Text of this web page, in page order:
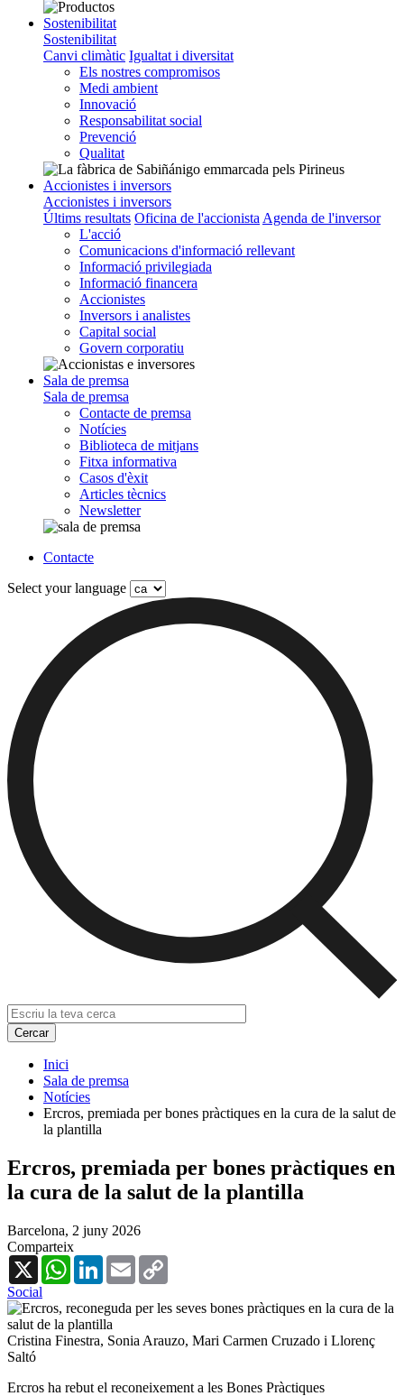
Sostenibilitat
Sostenibilitat
Canvi climàtic Igualtat i diversitat
Els nostres compromisos
Medi ambient
Innovació
Responsabilitat social
Prevenció
Qualitat
Accionistes i inversors
Accionistes i inversors
Últims resultats Oficina de l'accionista Agenda de l'inversor
L'acció
Comunicacions d'informació rellevant
Informació privilegiada
Informació financera
Accionistes
Inversors i analistes
Capital social
Govern corporatiu
Sala de premsa
Sala de premsa
Contacte de premsa
Notícies
Biblioteca de mitjans
Fitxa informativa
Casos d'èxit
Articles tècnics
Newsletter
Contacte
Select your language
Inici
Sala de premsa
Notícies
Ercros, premiada per bones pràctiques en la cura de la salut de
la plantilla
Ercros, premiada per bones pràctiques en
la cura de la salut de la plantilla
Barcelona, 2 juny 2026
Comparteix
X
WhatsAppLinkedInEmail
Social
Cristina Finestra, Sonia Arauzo, Mari Carmen Cruzado i Llorenç
Saltó
Ercros ha rebut el reconeixement a les Bones Pràctiques